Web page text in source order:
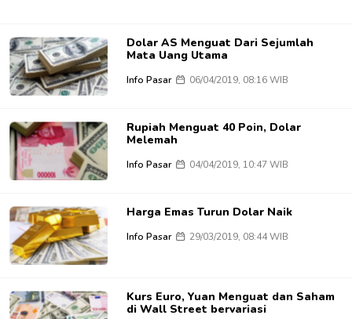
Dolar AS Menguat Dari Sejumlah
Mata Uang Utama
Info Pasar 06/04/2019, 08:16 WIB
Rupiah Menguat 40 Poin, Dolar
Melemah
Info Pasar 04/04/2019, 10:47 WIB
Harga Emas Turun Dolar Naik
Info Pasar 29/03/2019, 08:44 WIB
Kurs Euro, Yuan Menguat dan Saham
di Wall Street bervariasi